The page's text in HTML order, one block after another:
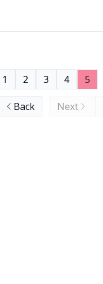
Back
1 2 3 4 5
Next